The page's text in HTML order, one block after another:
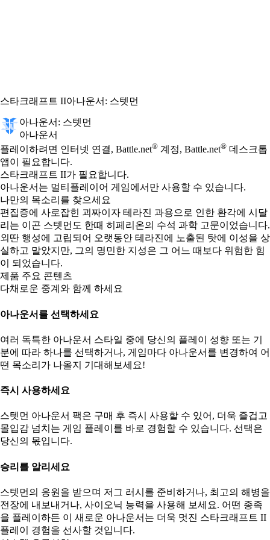
스타크래프트 II아나운서: 스텟먼
아나운서: 스텟먼
아나운서
가격
Available actions
플레이하려면 인터넷 연결, Battle.net® 계정, Battle.net® 데스크톱
앱이 필요합니다.
스타크래프트 II가 필요합니다.
아나운서는 멀티플레이어 게임에서만 사용할 수 있습니다.
나만의 목소리를 찾으세요
편집증에 사로잡힌 괴짜이자 테라진 과용으로 인한 환각에 시달
리는 이곤 스텟먼도 한때 히페리온의 수석 과학 고문이었습니다.
외딴 행성에 고립되어 오랫동안 테라진에 노출된 탓에 이성을 상
실하고 말았지만, 그의 명민한 지성은 그 어느 때보다 위험한 힘
이 되었습니다.
제품 주요 콘텐츠
다채로운 중계와 함께 하세요
아나운서를 선택하세요
여러 독특한 아나운서 스타일 중에 당신의 플레이 성향 또는 기
분에 따라 하나를 선택하거나, 게임마다 아나운서를 변경하여 어
떤 목소리가 나올지 기대해보세요!
즉시 사용하세요
스텟먼 아나운서 팩은 구매 후 즉시 사용할 수 있어, 더욱 즐겁고
몰입감 넘치는 게임 플레이를 바로 경험할 수 있습니다. 선택은
당신의 몫입니다.
승리를 알리세요
스텟먼의 응원을 받으며 저그 러시를 준비하거나, 최고의 해병을
전장에 내보내거나, 사이오닉 능력을 사용해 보세요. 어떤 종족
을 플레이하든 이 새로운 아나운서는 더욱 멋진 스타크래프트 II
플레이 경험을 선사할 것입니다.